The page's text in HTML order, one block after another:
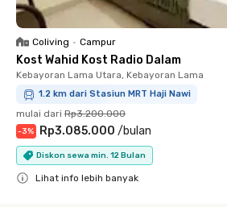
Coliving • Campur
Kost Wahid Kost Radio Dalam
Kebayoran Lama Utara, Kebayoran Lama
1.2 km dari Stasiun MRT Haji Nawi
mulai dari Rp3.200.000
-3% Rp3.085.000 /bulan
Diskon sewa min. 12 Bulan
Lihat info lebih banyak